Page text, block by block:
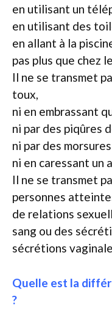
en utilisant un
en utilisant des
en allant à la
pas plus que chez
Il ne se transmet
toux,
ni en embrassant
ni par des piqûres
ni par des morsures
ni en caressant un
Il ne se transmet
personnes
de relations
sang ou des
sécrétions
Quelle est la
?